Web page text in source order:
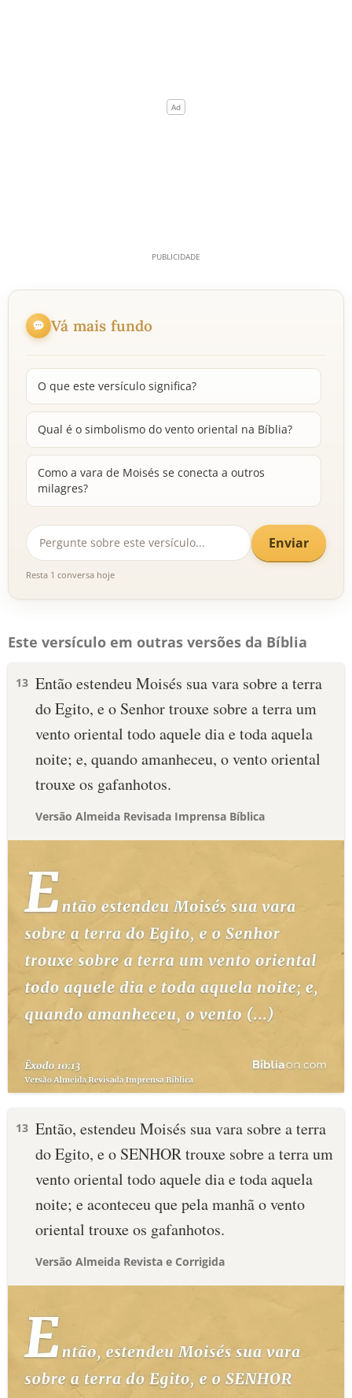
Vá mais fundo
O que este versículo significa?
Qual é o simbolismo do vento oriental na Bíblia?
Como a vara de Moisés se conecta a outros
milagres?
Enviar
Resta 1 conversa hoje
Este versículo em outras versões da Bíblia
13 Então estendeu Moisés sua vara sobre a terra
do Egito, e o Senhor trouxe sobre a terra um
vento oriental todo aquele dia e toda aquela
noite; e, quando amanheceu, o vento oriental
trouxe os gafanhotos.
Versão Almeida Revisada Imprensa Bíblica
13 Então, estendeu Moisés sua vara sobre a terra
do Egito, e o SENHOR trouxe sobre a terra um
vento oriental todo aquele dia e toda aquela
noite; e aconteceu que pela manhã o vento
oriental trouxe os gafanhotos.
Versão Almeida Revista e Corrigida